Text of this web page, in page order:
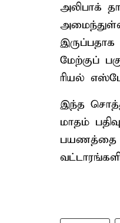
அலிபாக்
இருப்பதாக
மேற்குப்
ரியல்
இந்த
மாதம்
பயணத்தை